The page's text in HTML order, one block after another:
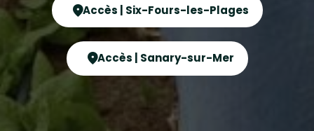
Accès | Six-Fours-les-Plages
Accès | Sanary-sur-Mer